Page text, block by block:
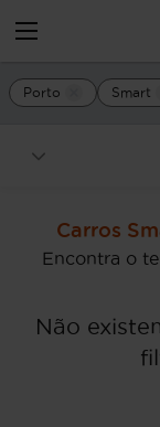
Porto Smart
Carros
Encontra o
Não